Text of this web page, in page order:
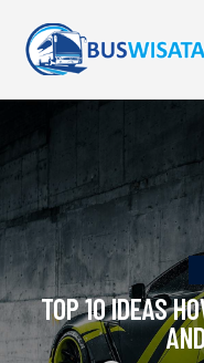
TOP 10 IDEAS